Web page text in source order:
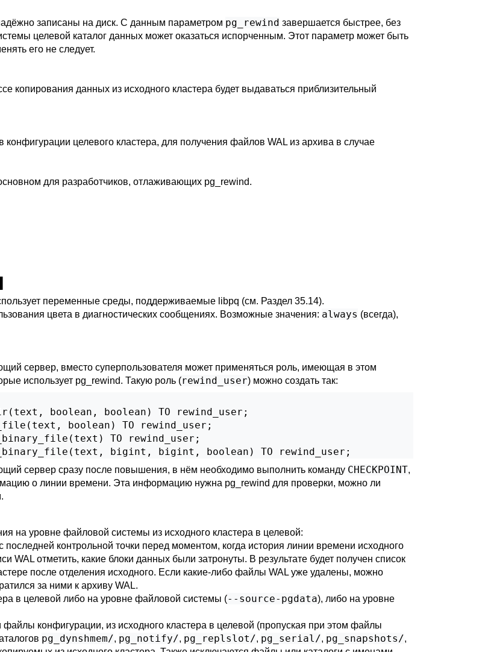
записаны на диск. С данным параметром pg_rewind завершается быстрее, без
целевой каталог данных может оказаться испорченным. Этот параметр может быть
его не следует.
копирования данных из исходного кластера будет выдаваться приблизительный
конфигурации целевого кластера, для получения файлов WAL из архива в случае
для разработчиков, отлаживающих pg_rewind.
переменные среды, поддерживаемые libpq (см. Раздел 35.14).
цвета в диагностических сообщениях. Возможные значения: always (всегда),
сервер, вместо суперпользователя может применяться роль, имеющая в этом
использует pg_rewind. Такую роль (rewind_user) можно создать так:
boolean, boolean) TO rewind_user;
boolean) TO rewind_user;
TO rewind_user;
bigint, bigint, boolean) TO rewind_user;
сервер сразу после повышения, в нём необходимо выполнить команду CHECKPOINT,
о линии времени. Эта информацию нужна pg_rewind для проверки, можно ли
на уровне файловой системы из исходного кластера в целевой:
контрольной точки перед моментом, когда история линии времени исходного
WAL отметить, какие блоки данных были затронуты. В результате будет получен список
после отделения исходного. Если какие-либо файлы WAL уже удалены, можно
за ними к архиву WAL.
в целевой либо на уровне файловой системы (--source-pgdata), либо на уровне
файлы конфигурации, из исходного кластера в целевой (пропуская при этом файлы
pg_dynshmem/, pg_notify/, pg_replslot/, pg_serial/, pg_snapshots/,